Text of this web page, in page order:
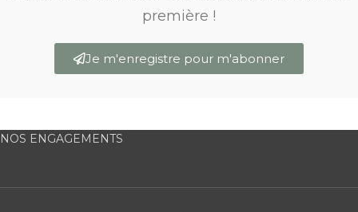
première !
Je m'enregistre pour m'abonner
NOS ENGAGEMENTS